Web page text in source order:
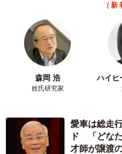
（
森岡 浩
姓氏研究家
ハイヒ
愛車は総走
ド 「どな
才師が譲渡